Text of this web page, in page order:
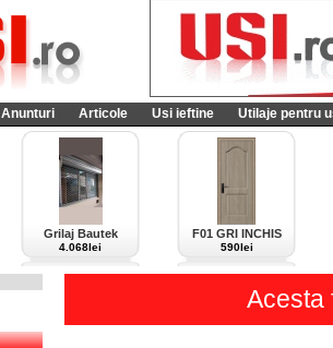
Anunturi Articole Usi ieftine Utilaje pentru
Grilaj Bautek
4.068lei
F01 GRI INCHIS
590lei
Acesta